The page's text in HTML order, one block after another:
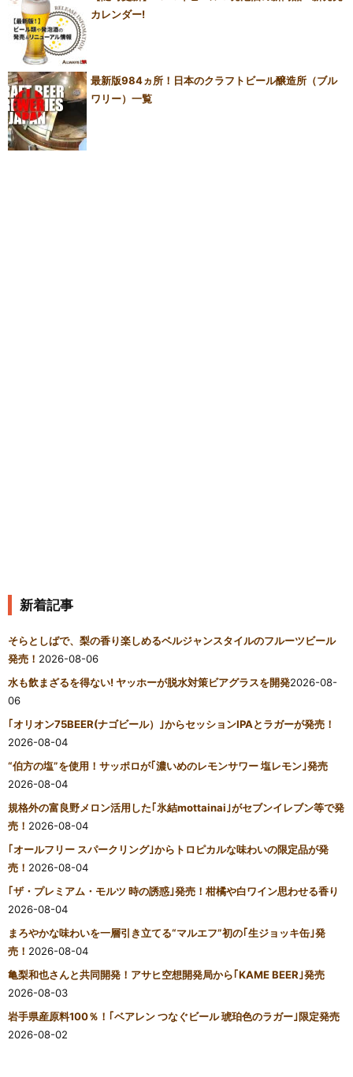
カレンダー!
最新版984ヵ所！日本のクラフトビール醸造所（ブル
ワリー）一覧
新着記事
そらとしばで、梨の香り楽しめるベルジャンスタイルのフルーツビール
発売！ 2026-08-06
水も飲まざるを得ない! ヤッホーが脱水対策ビアグラスを開発2026-08-
06
｢オリオン75BEER(ナゴビール）｣からセッションIPAとラガーが発売！
2026-08-04
“伯方の塩”を使用！サッポロが｢濃いめのレモンサワー 塩レモン｣発売
2026-08-04
規格外の富良野メロン活用した｢氷結mottainai｣がセブンイレブン等で発
売！ 2026-08-04
｢オールフリー スパークリング｣からトロピカルな味わいの限定品が発
売！ 2026-08-04
｢ザ・プレミアム・モルツ 時の誘惑｣発売！柑橘や白ワイン思わせる香り
2026-08-04
まろやかな味わいを一層引き立てる“マルエフ”初の｢生ジョッキ缶｣発
売！ 2026-08-04
亀梨和也さんと共同開発！アサヒ空想開発局から｢KAME BEER｣発売
2026-08-03
岩手県産原料100％！｢ベアレン つなぐビール 琥珀色のラガー｣限定発売
2026-08-02